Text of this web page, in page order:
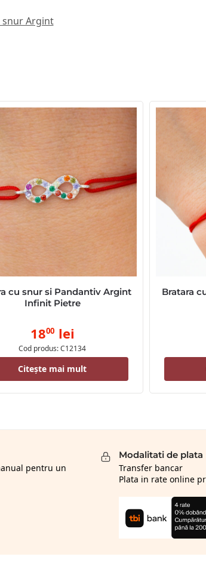
snur Argint
cu snur si Pandantiv Argint
Infinit Pietre
1800 lei
Cod produs: C12134
Citește mai mult
Bratara
pentru un
Modalitati de plata
Transfer bancar
Plata in rate online